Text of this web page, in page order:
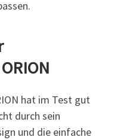
hat im Test gut
durch sein
und die einfache